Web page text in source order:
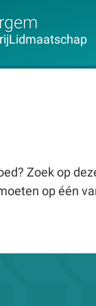
Lidmaatschap
Zoek op
op één